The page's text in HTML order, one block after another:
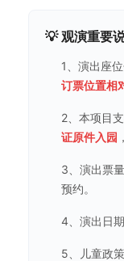
💡 观演重要
1、演出座
订票位置相
2、本项目
证原件入园
3、演出票
预约。
4、演出日
5、儿童政